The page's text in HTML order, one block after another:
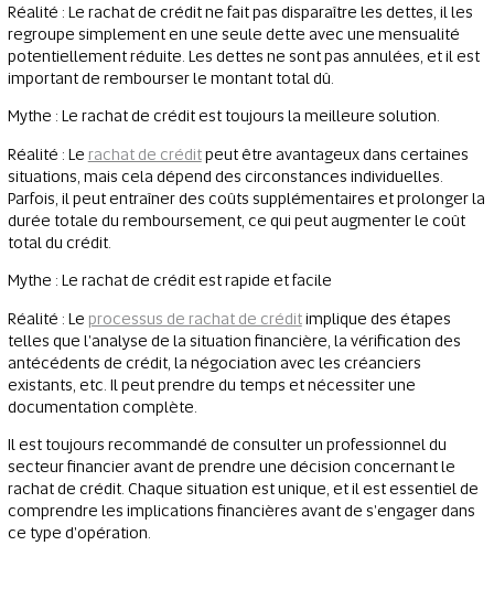
Réalité : Le rachat de crédit ne fait pas disparaître les dettes, il les
regroupe simplement en une seule dette avec une mensualité
potentiellement réduite. Les dettes ne sont pas annulées, et il est
important de rembourser le montant total dû.
Mythe : Le rachat de crédit est toujours la meilleure solution.
Réalité : Le rachat de créditpeut être avantageux dans certaines
situations, mais cela dépend des circonstances individuelles.
Parfois, il peut entraîner des coûts supplémentaires et prolonger la
durée totale du remboursement, ce qui peut augmenter le coût
total du crédit.
Mythe : Le rachat de crédit est rapide et facile
Réalité : Le processus de rachat de créditimplique des étapes
telles que l'analyse de la situation financière, la vérification des
antécédents de crédit, la négociation avec les créanciers
existants, etc. Il peut prendre du temps et nécessiter une
documentation complète.
Il est toujours recommandé de consulter un professionnel du
secteur financier avant de prendre une décision concernant le
rachat de crédit. Chaque situation est unique, et il est essentiel de
comprendre les implications financières avant de s'engager dans
ce type d'opération.